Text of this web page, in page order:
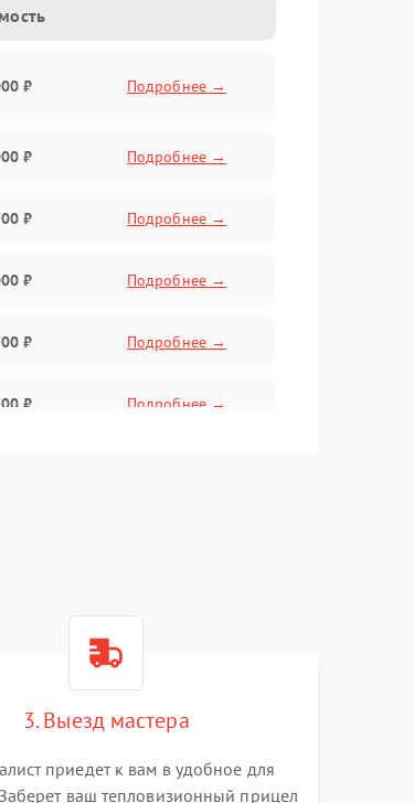
₽ Подробнее →
₽ Подробнее →
₽ Подробнее →
₽ Подробнее →
₽ Подробнее →
₽ Подробнее →
3. Выезд мастера
приедет к вам в удобное для
ваш тепловизионный прицел